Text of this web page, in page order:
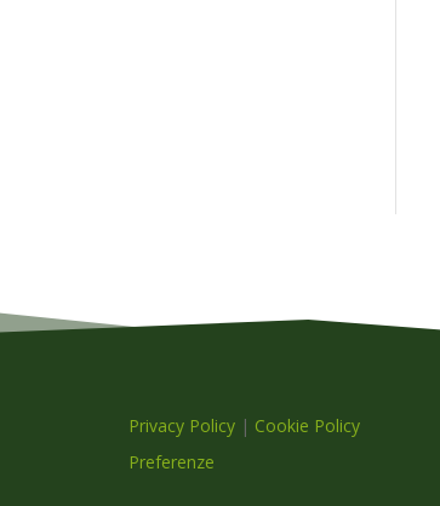
Privacy Policy | Cookie Policy
Preferenze